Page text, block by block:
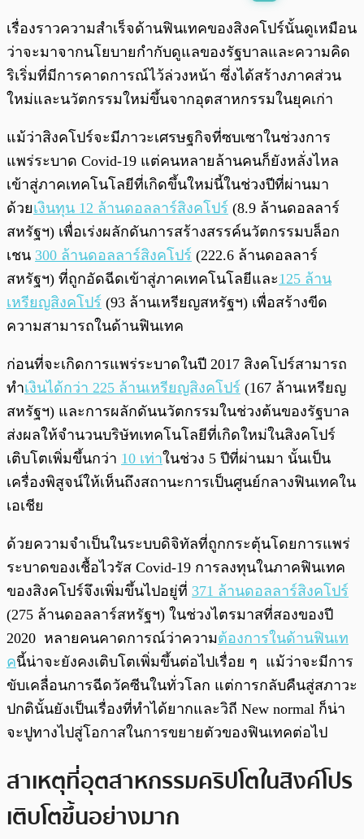
0:00/
เรื่องราวความสำเร็จด้านฟินเทคของสิงคโปร์นั้นดูเหมือน
ว่าจะมาจากนโยบายกำกับดูแลของรัฐบาลและความคิด
ริเริ่มที่มีการคาดการณ์ไว้ล่วงหน้า ซึ่งได้สร้างภาคส่วน
ใหม่และนวัตกรรมใหม่ขึ้นจากอุตสาหกรรมในยุคเก่า
แม้ว่าสิงคโปร์จะมีภาวะเศรษฐกิจที่ซบเซาในช่วงการ
แพร่ระบาด Covid-19 แต่คนหลายล้านคนก็ยังหลั่งไหล
เข้าสู่ภาคเทคโนโลยีที่เกิดขึ้นใหม่นี้ในช่วงปีที่ผ่านมา
ด้วยเงินทุน 12 ล้านดอลลาร์สิงคโปร์ (8.9 ล้านดอลลาร์
สหรัฐฯ) เพื่อเร่งผลักดันการสร้างสรรค์นวัตกรรมบล็อก
เชน 300 ล้านดอลลาร์สิงคโปร์ (222.6 ล้านดอลลาร์
สหรัฐฯ) ที่ถูกอัดฉีดเข้าสู่ภาคเทคโนโลยีและ125 ล้าน
เหรียญสิงคโปร์ (93 ล้านเหรียญสหรัฐฯ) เพื่อสร้างขีด
ความสามารถในด้านฟินเทค
ก่อนที่จะเกิดการแพร่ระบาดในปี 2017 สิงคโปร์สามารถ
ทำเงินได้กว่า 225 ล้านเหรียญสิงคโปร์ (167 ล้านเหรียญ
สหรัฐฯ) และการผลักดันนวัตกรรมในช่วงต้นของรัฐบาล
ส่งผลให้จำนวนบริษัทเทคโนโลยีที่เกิดใหม่ในสิงคโปร์
เติบโตเพิ่มขึ้นกว่า 10 เท่าในช่วง 5 ปีที่ผ่านมา นั้นเป็น
เครื่องพิสูจน์ให้เห็นถึงสถานะการเป็นศูนย์กลางฟินเทคใน
เอเชีย
ด้วยความจำเป็นในระบบดิจิทัลที่ถูกกระตุ้นโดยการแพร่
ระบาดของเชื้อไวรัส Covid-19 การลงทุนในภาคฟินเทค
ของสิงคโปร์จึงเพิ่มขึ้นไปอยู่ที่ 371 ล้านดอลลาร์สิงคโปร์
(275 ล้านดอลลาร์สหรัฐฯ) ในช่วงไตรมาสที่สองของปี
2020 หลายคนคาดการณ์ว่าความต้องการในด้านฟินเท
คนี้น่าจะยังคงเติบโตเพิ่มขึ้นต่อไปเรื่อย ๆ แม้ว่าจะมีการ
ขับเคลื่อนการฉีดวัคซีนในทั่วโลก แต่การกลับคืนสู่สภาวะ
ปกตินั้นยังเป็นเรื่องที่ทำได้ยากและวิถี New normal ก็น่า
จะปูทางไปสู่โอกาสในการขยายตัวของฟินเทคต่อไป
สาเหตุที่อุตสาหกรรมคริปโตในสิงค์โปร
เติบโตขึ้นอย่างมาก